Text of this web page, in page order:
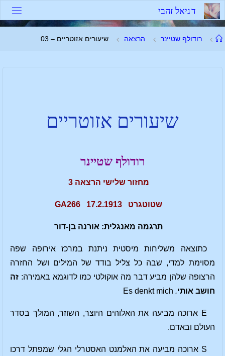
דניאל זהבי
רודולף שטיינר הרצאה שיעורים אזוטריים – 03
שיעורים אזוטריים
רודולף שטיינר
מחזור שלישי הרצאה 3
שטוטגרט 17.2.1913 GA266
תרגמה מאנגלית: אורנה בן-דור
כתוצאה משליחות מיסטית ניתנת במרכז אירופה שפה
מסוימת למדי, שבה כל צליל בודד של המילים ושל החזרה
הרצופה שלהן מביע דבר מה אוקולטי כמו לדוגמא באמירה: זה
חושב אותי.
Es denkt mich
E ארוכה מביעה את האלוהים היוצר, השוזר, המולך בסדר
העולם ובאדם.
S ארוכה מביעה את האלמנט האסטרלי הגלי שמפתל דרכו